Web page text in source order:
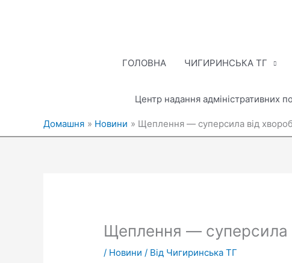
ГОЛОВНА ЧИГИРИНСЬКА ТГ
Центр надання адміністративних
Домашня Новини Щеплення — суперсила від хвороб
Щеплення — суперсила
/ Новини / Від Чигиринська ТГ